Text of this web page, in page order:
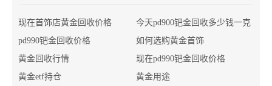
现在首饰店黄金回收价格
今天pd900钯金回收多少钱一克
pd990钯金回收价格
如何选购黄金首饰
黄金回收行情
现在pd990钯金回收价格
黄金etf持仓
黄金用途